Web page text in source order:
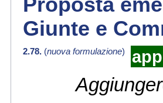
Giunte e
2.78. (nuova formulazione)